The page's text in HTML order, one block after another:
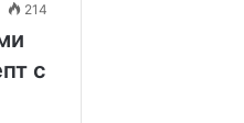
214
с